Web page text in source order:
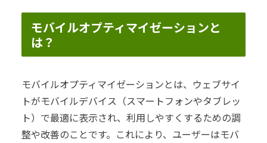
モバイルオプティマイゼーションと
は？
モバイルオプティマイゼーションとは、ウェブサイ
トがモバイルデバイス（スマートフォンやタブレッ
ト）で最適に表示され、利用しやすくするための調
整や改善のことです。これにより、ユーザーはモバ